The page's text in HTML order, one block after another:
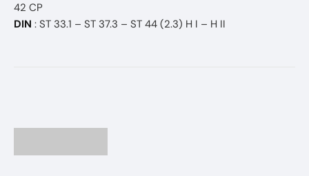
42 CP
DIN : ST 33.1 – ST 37.3 – ST 44 (2.3) H I – H II